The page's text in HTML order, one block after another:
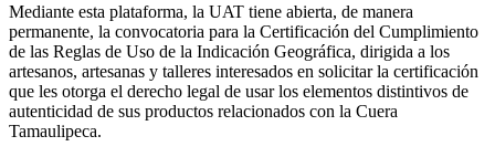
Mediante esta plataforma, la UAT tiene abierta, de manera
permanente, la convocatoria para la Certificación del Cumplimiento
de las Reglas de Uso de la Indicación Geográfica, dirigida a los
artesanos, artesanas y talleres interesados en solicitar la certificación
que les otorga el derecho legal de usar los elementos distintivos de
autenticidad de sus productos relacionados con la Cuera
Tamaulipeca.